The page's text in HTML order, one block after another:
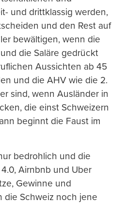
und drittklassig werden,
und den Rest auf
bewältigen, wenn die
die Saläre gedrückt
Aussichten ab 45
und die AHV wie die 2.
sind, wenn Ausländer in
die einst Schweizern
beginnt die Faust im
bedrohlich und die
Airnbnb und Uber
Gewinne und
die Schweiz noch jene